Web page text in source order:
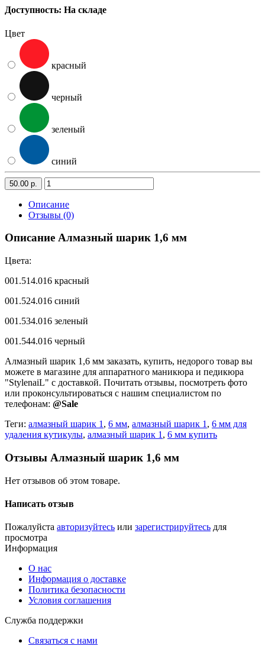
Доступность: На складе
Цвет
красный
черный
зеленый
синий
50.00 р.
Описание
Отзывы (0)
Описание Алмазный шарик 1,6 мм
Цвета:
001.514.016 красный
001.524.016 синий
001.534.016 зеленый
001.544.016 черный
Алмазный шарик 1,6 мм заказать, купить, недорого товар вы
можете в магазине для аппаратного маникюра и педикюра
"StylenaiL" с доставкой. Почитать отзывы, посмотреть фото
или проконсультироваться с нашим специалистом по
телефонам: @Sale
Теги: алмазный шарик 1 , 6 мм, алмазный шарик 1 , 6 мм для
удаления кутикулы, алмазный шарик 1 , 6 мм купить
Отзывы Алмазный шарик 1,6 мм
Нет отзывов об этом товаре.
Написать отзыв
Пожалуйста авторизуйтесь или зарегистрируйтесь для
просмотра
Информация
О нас
Информация о доставке
Политика безопасности
Условия соглашения
Служба поддержки
Связаться с нами